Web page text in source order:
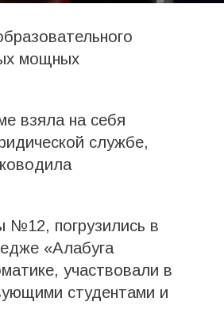
мощных
взяла на себя
службе,
№12, погрузились в
«Алабуга
участвовали в
студентами и